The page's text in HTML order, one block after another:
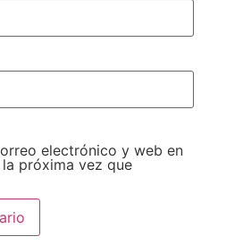
electrónico y web en
próxima vez que